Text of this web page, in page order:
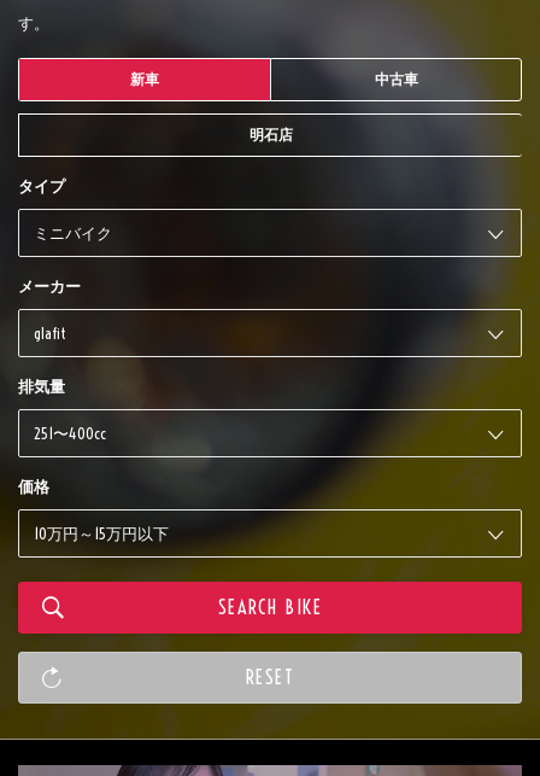
す。
新車 中古車
明石店
タイプ
メーカー
排気量
価格